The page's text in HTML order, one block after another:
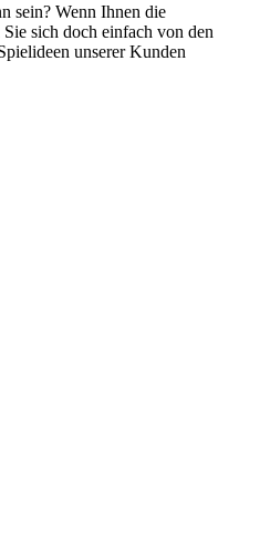
sein? Wenn Ihnen die
sich doch einfach von den
unserer Kunden